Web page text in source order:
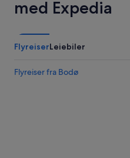
med Expedia
FlyreiserLeiebiler
Flyreiser fra Bodø